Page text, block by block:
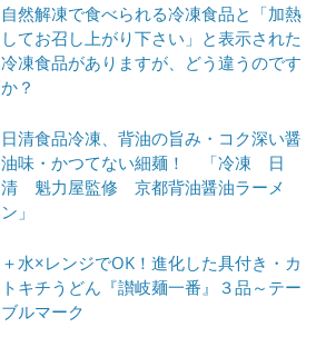
自然解凍で食べられる冷凍食品と「加熱
してお召し上がり下さい」と表示された
冷凍食品がありますが、どう違うのです
か？
日清食品冷凍、背油の旨み・コク深い醤
油味・かつてない細麺！ 「冷凍 日
清 魁力屋監修 京都背油醤油ラーメ
ン」
＋水×レンジでOK！進化した具付き・カ
トキチうどん『讃岐麺一番』３品～テー
ブルマーク